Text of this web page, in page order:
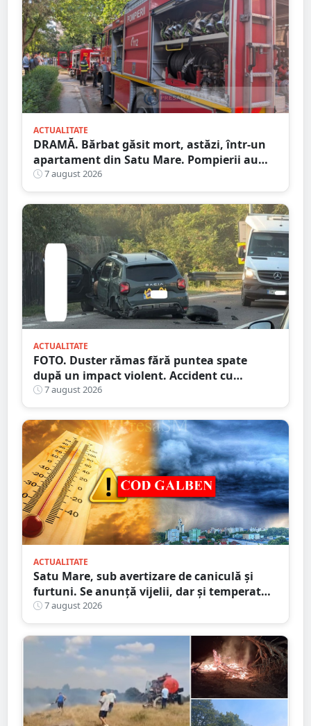
ACTUALITATE
DRAMĂ. Bărbat găsit mort, astăzi, într-un
apartament din Satu Mare. Pompierii au
spart ușa
7 august 2026
ACTUALITATE
FOTO. Duster rămas fără puntea spate
după un impact violent. Accident cu
implicarea unei mașini din Satu Mare
7 august 2026
ACTUALITATE
Satu Mare, sub avertizare de caniculă și
furtuni. Se anunță vijelii, dar și temperaturi
ridicate. Avertizarea ANM
7 august 2026